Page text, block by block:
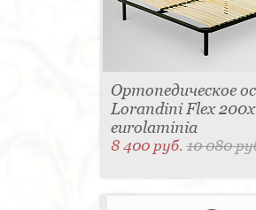
Ортопедическое
Lorandini Flex
eurolaminia
8 400 руб.10 080